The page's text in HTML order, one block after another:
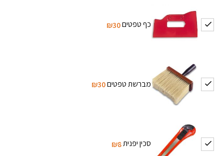
כף טפטים₪30
מברשת טפטים₪30
סכין יפנית₪8